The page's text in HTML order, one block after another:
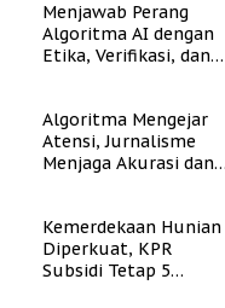
Menjawab Perang
Algoritma AI dengan
Etika, Verifikasi, dan
Algoritma Mengejar
Atensi, Jurnalisme
Menjaga Akurasi dan
Kemerdekaan Hunian
Diperkuat, KPR
Subsidi Tetap 5